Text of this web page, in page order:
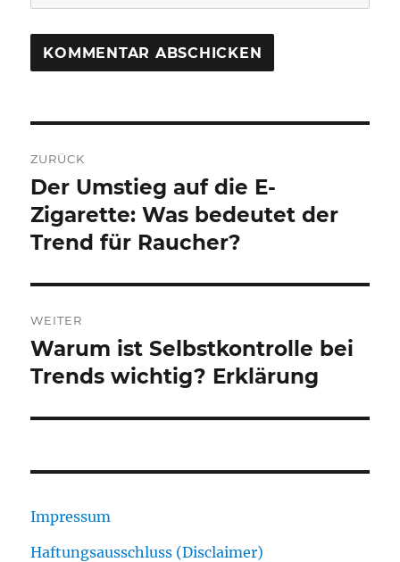
ZURÜCK
Vorheriger
Beitrag:
Der Umstieg auf die E-
Zigarette: Was bedeutet der
Trend für Raucher?
WEITER
Nächster
Beitrag:
Warum ist Selbstkontrolle bei
Trends wichtig? Erklärung
Impressum
Haftungsausschluss (Disclaimer)